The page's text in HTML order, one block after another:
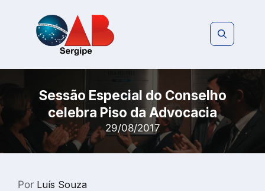
Sessão Especial do Conselho
celebra Piso da Advocacia
29/08/2017
Por Luís Souza